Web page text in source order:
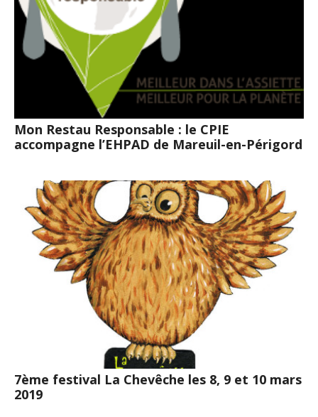
Mon Restau Responsable : le CPIE
accompagne l’EHPAD de Mareuil-en-Périgord
7ème festival La Chevêche les 8, 9 et 10 mars
2019